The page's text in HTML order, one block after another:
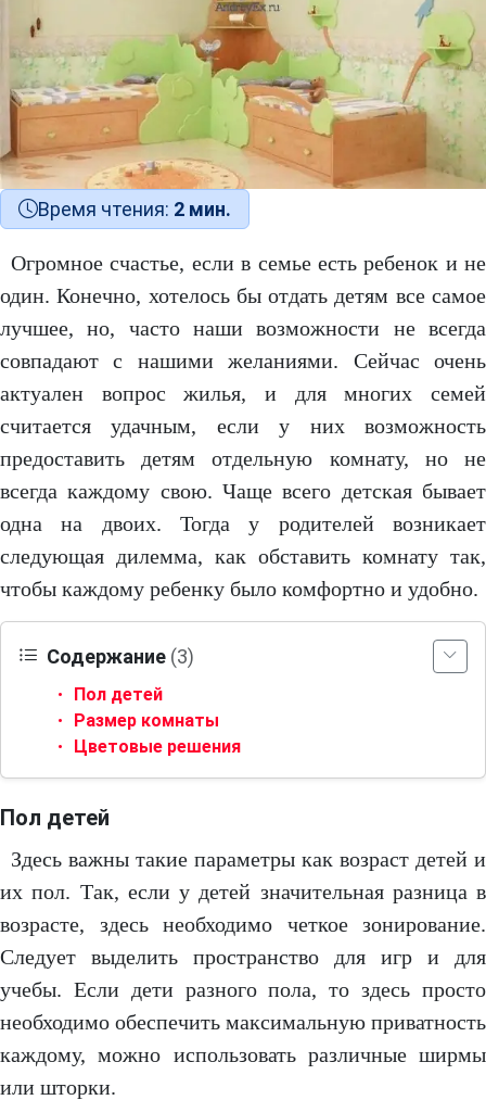
Время чтения: 2 мин.
Огромное счастье, если в семье есть ребенок и не
один. Конечно, хотелось бы отдать детям все самое
лучшее, но, часто наши возможности не всегда
совпадают с нашими желаниями. Сейчас очень
актуален вопрос жилья, и для многих семей
считается удачным, если у них возможность
предоставить детям отдельную комнату, но не
всегда каждому свою. Чаще всего детская бывает
одна на двоих. Тогда у родителей возникает
следующая дилемма, как обставить комнату так,
чтобы каждому ребенку было комфортно и удобно.
Содержание (3)
Пол детей
Размер комнаты
Цветовые решения
Пол детей
Здесь важны такие параметры как возраст детей и
их пол. Так, если у детей значительная разница в
возрасте, здесь необходимо четкое зонирование.
Следует выделить пространство для игр и для
учебы. Если дети разного пола, то здесь просто
необходимо обеспечить максимальную приватность
каждому, можно использовать различные ширмы
или шторки.